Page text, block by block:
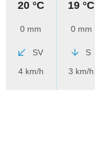
20 °C
0 mm
SV
4 km/h
19 °C
0 mm
S
3 km/h